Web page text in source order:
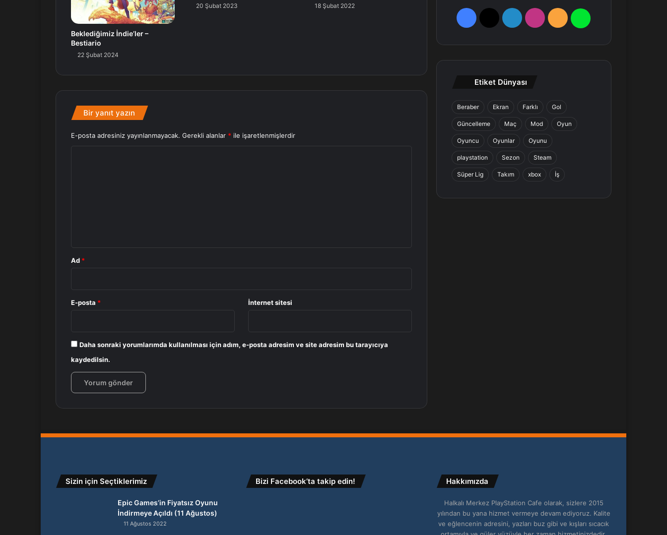
Beklediğimiz İndie’ler –
Bestiario
22 Şubat 2024
20 Şubat 2023 18 Şubat 2022
Bir yanıt yazın
E-posta adresiniz yayınlanmayacak. Gerekli alanlar * ile işaretlenmişlerdir
Ad *
E-posta * İnternet sitesi
Daha sonraki yorumlarımda kullanılması için adım, e-posta adresim ve site adresim bu tarayıcıya
kaydedilsin.
F
e
k
X
L
n
a
m
R
W
a
Etiket Dünyası
Beraber Ekran Farklı Gol
Güncelleme Maç Mod Oyun
Oyuncu Oyunlar Oyunu
playstation Sezon Steam
Süper Lig Takım xbox İş
Sizin için Seçtiklerimiz
Epic Games’in Fiyatsız Oyunu
İndirmeye Açıldı (11 Ağustos)
11 Ağustos 2022
Bizi Facebook’ta takip edin! Hakkımızda
Halkalı Merkez PlayStation Cafe olarak, sizlere 2015
yılından bu yana hizmet vermeye devam ediyoruz. Kalite
ve eğlencenin adresini, yazları buz gibi ve kışları sıcacık